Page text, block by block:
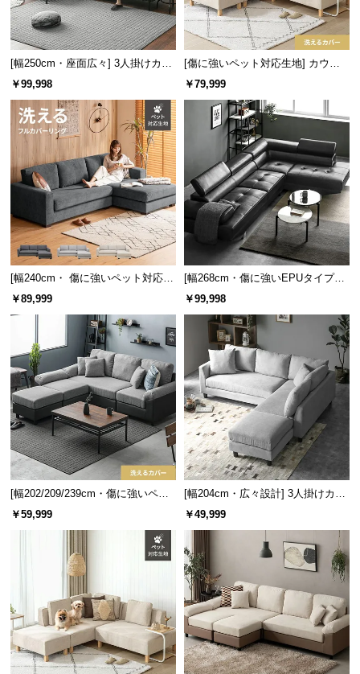
つ
い
て
小
型
商
品
の
配
送
つ
い
て
開
設
置
サ
ー
ス
に
つ
い
て
に
つ
い
[幅250cm・座面広々] 3人掛けカウ
チソファ セパレートスタイル ブラ
ックスチール脚 4人掛け
￥99,998
[傷に強いペット対応生地] カウチ
ソファセット 組替自由自在
￥79,999
[幅240cm・ 傷に強いペット対応生
地] ワイドカウチソファ ロースタ
￥89,999
[幅268cm・傷に強いEPUタイプも]
3人掛けレザーカウチソファ 広々設
￥99,998
[幅202/209/239cm・傷に強いペッ
ト対応生地も] レイアウト自由 3人
掛けカウチソファ
￥59,999
[幅204cm・広々設計] 3人掛けカウ
チソファ L字 レイアウト自由
￥49,999